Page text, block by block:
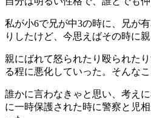
私が小6で兄が中3の時に、兄が
りしたけど、今思えばその時に
親にばれて怒られたり殴られた
る程に悪化していった。そんな
誰かに言わなきゃと思い、考え
に一時保護された時に警察と児